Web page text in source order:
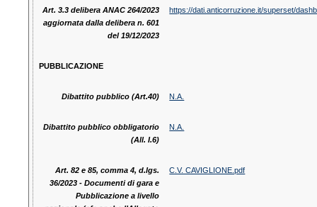
Art. 3.3 delibera ANAC 264/2023
aggiornata dalla delibera n. 601
del 19/12/2023
https://dati.anticorruzione.it/superset/
PUBBLICAZIONE
Dibattito pubblico (Art.40) N.A.
Dibattito pubblico obbligatorio
(All. I.6)
N.A.
Art. 82 e 85, comma 4, d.lgs.
36/2023 - Documenti di gara e
Pubblicazione a livello
C.V. CAVIGLIONE.pdf